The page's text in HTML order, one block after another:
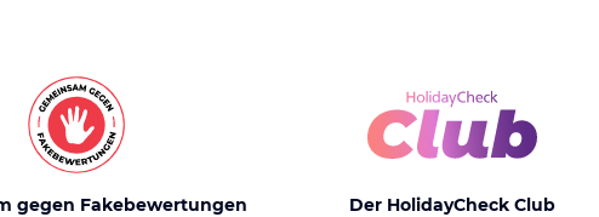
gegen Fakebewertungen
Der HolidayCheck Club